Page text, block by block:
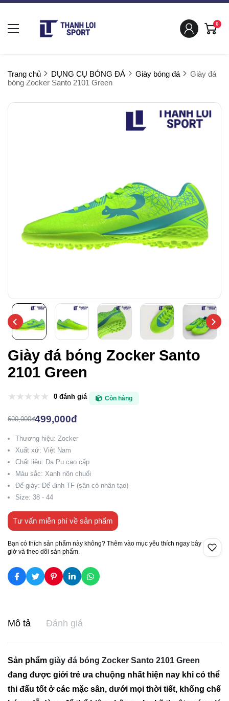
0
Trang chủ DỤNG CỤ BÓNG ĐÁ Giày bóng đá
Giày đá
bóng Zocker Santo 2101 Green
Giày đá bóng Zocker Santo
2101 Green
0 đánh giá Còn hàng
600,000đ499,000đ
Thương hiệu: Zocker
Xuất xứ: Việt Nam
Chất liệu: Da Pu cao cấp
Màu sắc: Xanh nõn chuối
Đế giày: Đế đinh TF (sân cỏ nhân tạo)
Size: 38 - 44
Tư vấn miễn phí về sản phẩm
Bạn có thích sản phẩm này không? Thêm vào mục yêu thích ngay bây
giờ và theo dõi sản phẩm.
Mô tả Đánh giá
Sản phẩm giày đá bóng Zocker Santo 2101 Green
đang được giới trẻ ưa chuộng nhất hiện nay khi có thể
thi đấu tốt ở các mặc sân, dưới mọi thời tiết, khống chế